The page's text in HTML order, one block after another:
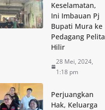
Keselamatan,
Ini Imbauan Pj
Bupati Mura ke
Pedagang Pelita
Hilir
28 Mei, 2024,
1:18 pm
Perjuangkan
Hak, Keluarga